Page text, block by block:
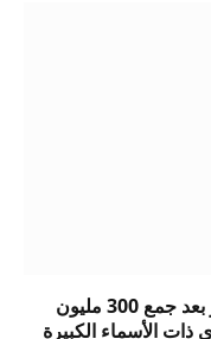
وصلت قيمة Deel إلى 17.3 مليار دولار بعد جمع 300 مليون
الأسماء الكبيرة